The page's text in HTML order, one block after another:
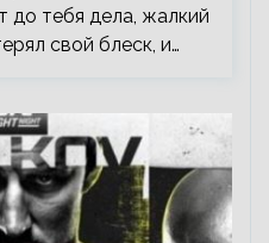
до тебя дела, жалкий
свой блеск, и…